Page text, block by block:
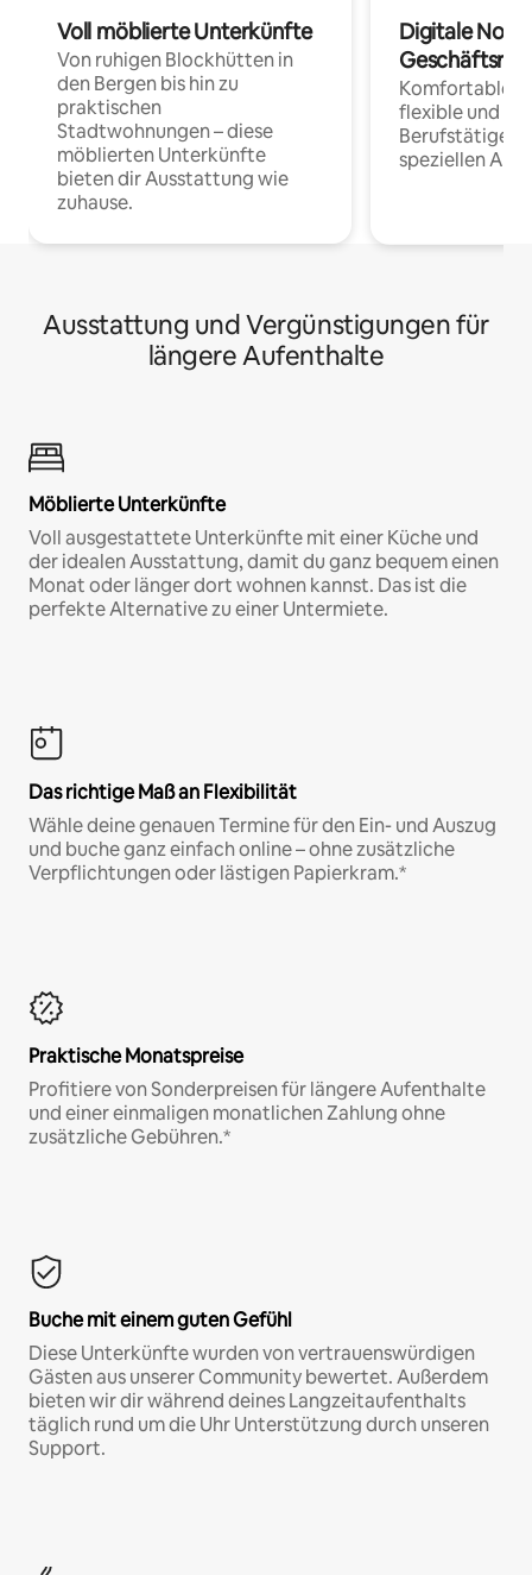
Voll möblierte Unterkünfte
Von ruhigen Blockhütten in
den Bergen bis hin zu
praktischen
Stadtwohnungen – diese
möblierten Unterkünfte
bieten dir Ausstattung wie
zuhause.
Digitale
Komfortable
flexible und
Berufstätige
speziellen
Ausstattung und Vergünstigungen für
längere Aufenthalte
Möblierte Unterkünfte
Voll ausgestattete Unterkünfte mit einer Küche und
der idealen Ausstattung, damit du ganz bequem einen
Monat oder länger dort wohnen kannst. Das ist die
perfekte Alternative zu einer Untermiete.
Das richtige Maß an Flexibilität
Wähle deine genauen Termine für den Ein- und Auszug
und buche ganz einfach online – ohne zusätzliche
Verpflichtungen oder lästigen Papierkram.*
Praktische Monatspreise
Profitiere von Sonderpreisen für längere Aufenthalte
und einer einmaligen monatlichen Zahlung ohne
zusätzliche Gebühren.*
Buche mit einem guten Gefühl
Diese Unterkünfte wurden von vertrauenswürdigen
Gästen aus unserer Community bewertet. Außerdem
bieten wir dir während deines Langzeitaufenthalts
täglich rund um die Uhr Unterstützung durch unseren
Support.